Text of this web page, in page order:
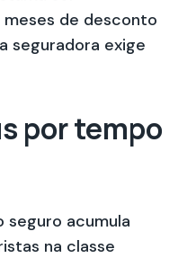
de desconto
seguradora exige
por tempo
seguro acumula
na classe